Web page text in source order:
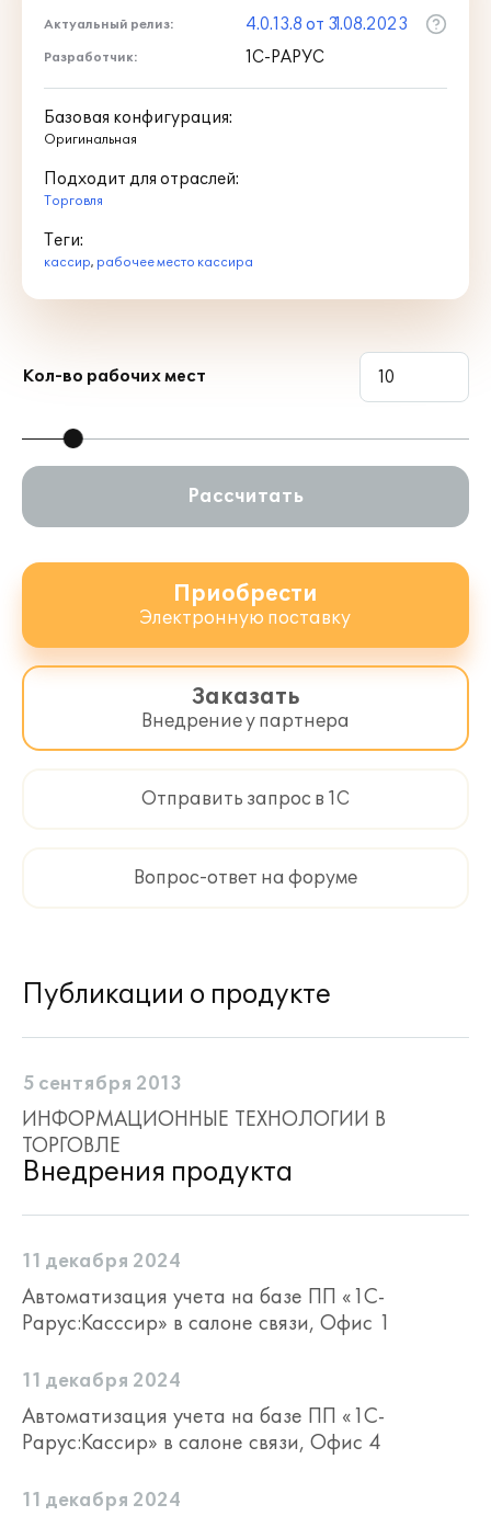
продажи по сформированным
заказам;
оформление заказа из интерфейса
кассира.
Прием оплаты:
наличные;
комбинированная оплата.
Расчет скидок:
ручное начисление абсолютных и
автоматический расчет скидок в
бонусном сервисе или конфигурации
центрального офиса
поддержка нескольких видов скидок:
дисконтные карты;
выбранный товар;
количество товара;
сумма чеков;
Актуальный релиз: 4.0.13.8 от 31.08.2023
Разработчик: 1С-РАРУС
Базовая конфигурация:
Оригинальная
Подходит для отраслей:
Торговля
Теги:
кассир, рабочее место кассира
Кол-во рабочих мест
Рассчитать
Приобрести
Электронную поставку
Заказать
Внедрение у партнера
Отправить запрос в 1С
Вопрос-ответ на форуме
Публикации о продукте
5 сентября 2013
ИНФОРМАЦИОННЫЕ ТЕХНОЛОГИИ В
ТОРГОВЛЕ
Внедрения продукта
11 декабря 2024
Автоматизация учета на базе ПП «1С-
Рарус:Касcсир» в салоне связи, Офис 1
11 декабря 2024
Автоматизация учета на базе ПП «1С-
Рарус:Кассир» в салоне связи, Офис 4
11 декабря 2024